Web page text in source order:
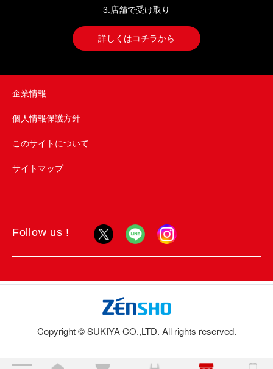
3.店舗で受け取り
詳しくはコチラから
企業情報
個人情報保護方針
このサイトについて
サイトマップ
Follow us !
Copyright © SUKIYA CO.,LTD. All rights reserved.